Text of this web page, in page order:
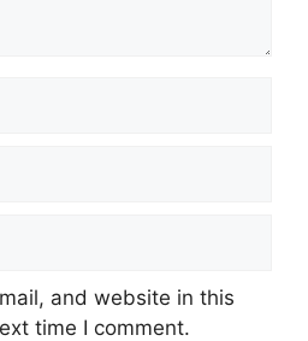
and website in this
time I comment.